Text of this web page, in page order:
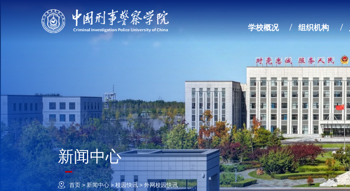
学校概况 组织机构
新闻中心
首页>新闻中心>校园快讯 >外网校园快讯